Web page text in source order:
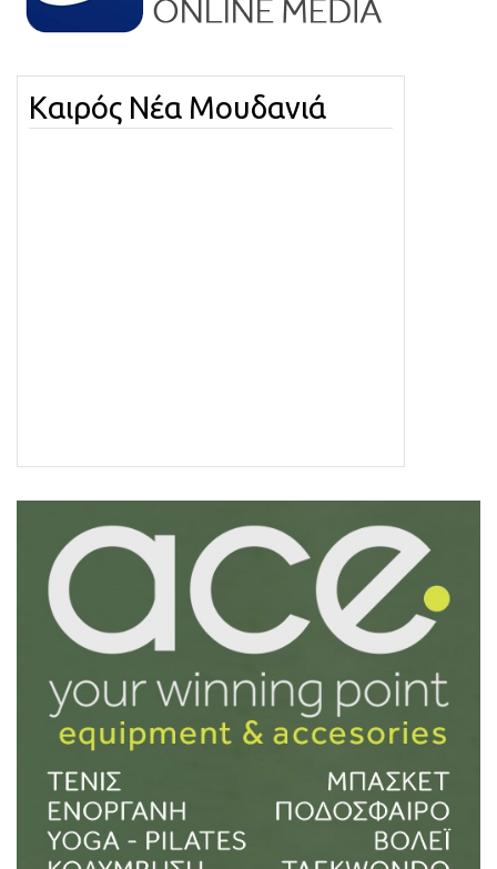
Καιρός Νέα Μουδανιά